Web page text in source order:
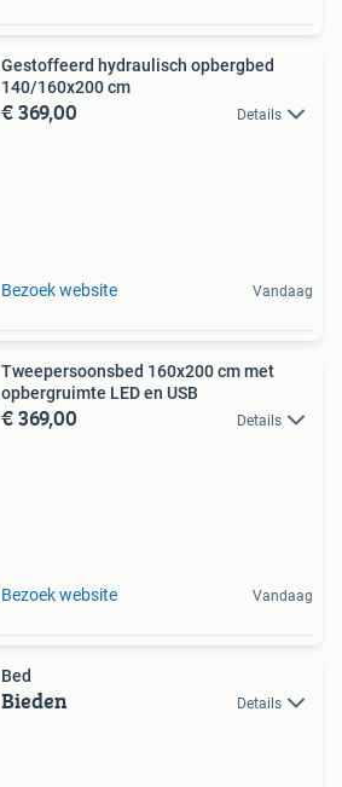
Gestoffeerd hydraulisch opbergbed
140/160x200 cm
€ 369,00 Details
Bezoek website Vandaag
Tweepersoonsbed 160x200 cm met
opbergruimte LED en USB
€ 369,00 Details
Bezoek website Vandaag
Bed
Bieden Details